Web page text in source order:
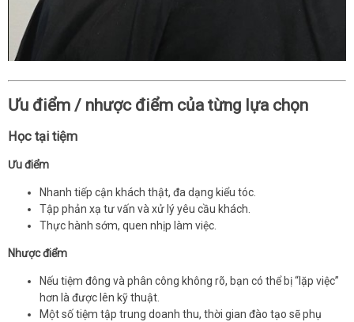
Ưu điểm / nhược điểm của từng lựa chọn
Học tại tiệm
Ưu điểm
Nhanh tiếp cận khách thật, đa dạng kiểu tóc.
Tập phản xạ tư vấn và xử lý yêu cầu khách.
Thực hành sớm, quen nhịp làm việc.
Nhược điểm
Nếu tiệm đông và phân công không rõ, bạn có thể bị “lặp việc”
hơn là được lên kỹ thuật.
Một số tiệm tập trung doanh thu, thời gian đào tạo sẽ phụ